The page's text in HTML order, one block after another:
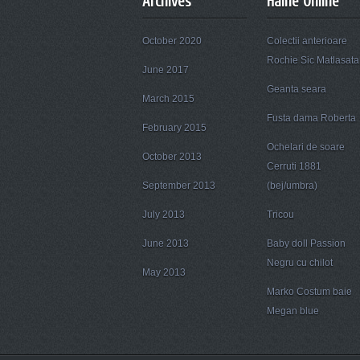
October 2020
June 2017
March 2015
February 2015
October 2013
September 2013
July 2013
June 2013
May 2013
Colectii anterioare
Rochie Sic Matlasata
Geanta seara
Fusta dama Roberta
Ochelari de soare
Cerruti 1881
(bej/umbra)
Tricou
Baby doll Passion
Negru cu chilot
Marko Costum baie
Megan blue